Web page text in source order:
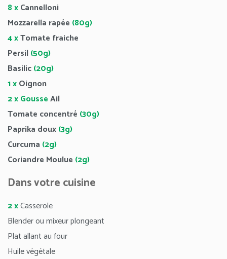
8 xCannelloni
Mozzarella rapée (80g)
4 xTomate fraiche
Persil(50g)
Basilic(20g)
1 xOignon
2 x GousseAil
Tomate concentré (30g)
Paprika doux(3g)
Curcuma (2g)
Coriandre Moulue (2g)
Dans votre cuisine
2 xCasserole
Blender ou mixeur plongeant
Plat allant au four
Huile végétale